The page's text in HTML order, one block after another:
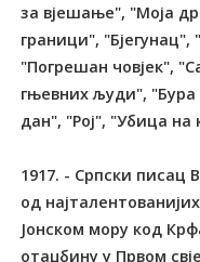
за вјешање", "Моја
граници",
"Погрешан човјек",
гњевних људи",
дан", "Рој", "Убица на
1917. - Српски писац
од
Јонском мору код
отаџбину у Првом